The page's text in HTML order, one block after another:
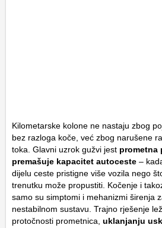
Kilometarske kolone ne nastaju zbog
bez razloga koče, već zbog narušene
toka. Glavni uzrok gužvi jest prometna
premašuje kapacitet autoceste –
dijelu ceste pristigne više vozila nego
trenutku može propustiti. Kočenje i
samo su simptomi i mehanizmi širenja
nestabilnom sustavu. Trajno rješenje
protočnosti prometnica, uklanjanju